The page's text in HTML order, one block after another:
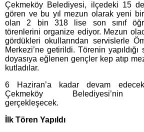
Çekmeköy Belediyesi, ilçedeki 15
gören ve bu yıl mezun olarak yeni
olan 2 bin 318 lise son sınıf
törenlerini organize ediyor. Mezun
gördükleri okullarından servislerle
Merkezi’ne getirildi. Törenin
doyasıya eğlenen gençler kep atıp
kutladılar.
6 Haziran’a kadar devam
Çekmeköy Belediyesi’nin
gerçekleşecek.
İlk Tören Yapıldı